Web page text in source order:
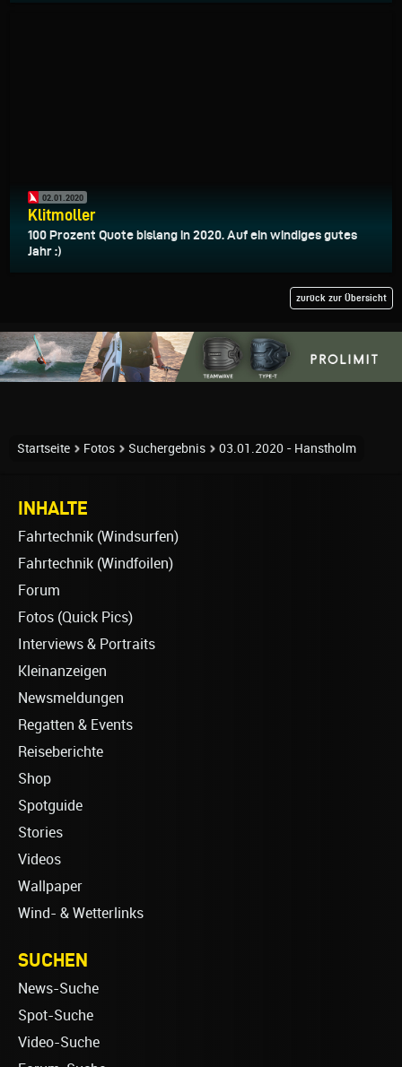
02.01.2020
Klitmoller
100 Prozent Quote bislang in 2020. Auf ein windiges gutes
Jahr :)
zurück zur Übersicht
Startseite Fotos Suchergebnis 03.01.2020 - Hanstholm
INHALTE
Fahrtechnik (Windsurfen)
Fahrtechnik (Windfoilen)
Forum
Fotos (Quick Pics)
Interviews & Portraits
Kleinanzeigen
Newsmeldungen
Regatten & Events
Reiseberichte
Shop
Spotguide
Stories
Videos
Wallpaper
Wind- & Wetterlinks
SUCHEN
News-Suche
Spot-Suche
Video-Suche